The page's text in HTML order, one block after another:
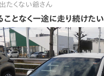
たくない爺さん
ことなく一途に走り続けたい